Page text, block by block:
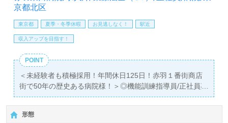
あり！＞"転職支援"のプロと一緒に転職活動！お問い合わ
せお待ちしております。
京都北区
東京都 夏季・冬季休暇 お見逃しなく！ 駅近
収入アップを目指す！
POINT
＜未経験者も積極採用！年間休日125日！赤羽１番街商店
街で50年の歴史ある病院様！＞◎機能訓練指導員/正社員募
集◎
【月給280,000円～400,000円/賞与2回】＊作業療法士
（OT）有資格者向け求人＊『赤羽駅』徒歩2分。
形態